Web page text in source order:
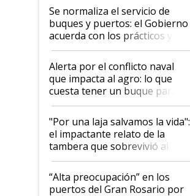
Se normaliza el servicio de
buques y puertos: el Gobierno
acuerda con los prácticos y
suspende el decreto de
desregulación
Alerta por el conflicto naval
que impacta al agro: lo que
cuesta tener un buque parado
y el peligro de que Argentina
pase a ser "país sucio"
"Por una laja salvamos la vida":
el impactante relato de la
tambera que sobrevivió al
tornado
“Alta preocupación” en los
puertos del Gran Rosario por